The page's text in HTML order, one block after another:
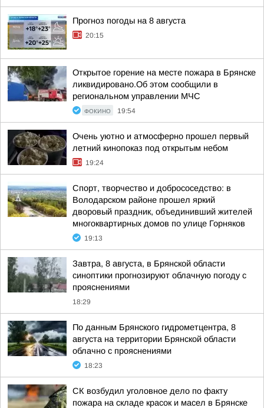
Прогноз погоды на 8 августа
20:15
Открытое горение на месте пожара в Брянске
ликвидировано.Об этом сообщили в
региональном управлении МЧС
ФОКИНО 19:54
Очень уютно и атмосферно прошел первый
летний кинопоказ под открытым небом
19:24
Спорт, творчество и добрососедство: в
Володарском районе прошел яркий
дворовый праздник, объединивший жителей
многоквартирных домов по улице Горняков
19:13
Завтра, 8 августа, в Брянской области
синоптики прогнозируют облачную погоду с
прояснениями
18:29
По данным Брянского гидрометцентра, 8
августа на территории Брянской области
облачно с прояснениями
18:23
СК возбудил уголовное дело по факту
пожара на складе красок и масел в Брянске